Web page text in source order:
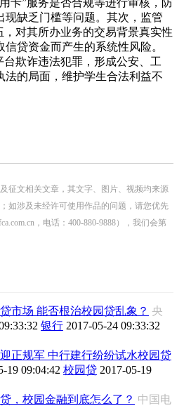
现缺乏门槛等问题。其次，监管
，对其所办业务的交易背景真实性
贷资金而产生的系统性风险。
台欺诈违法犯罪，形成公安、工
法的局面，维护学生合法利益不
征文相关文章，其文字、图片、视频均来源
如涉及未经许可使用作品的问题，请您优先
，电话：400-880-9888），我们会第
市场 能否根治校园贷乱象？ 央
银行 2017-05-24 09:33:32
正规军 中行建行纷纷试水校园贷
19 09:04:42 校园贷 2017-05-19
，校园金融到底怎么了？ 中国电